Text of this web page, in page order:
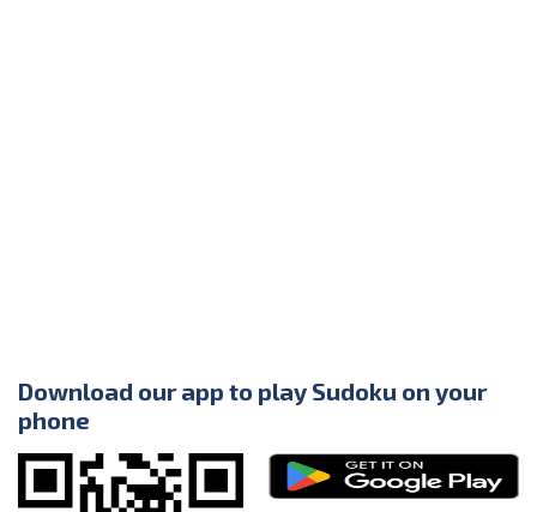
Download our app to play Sudoku on your
phone